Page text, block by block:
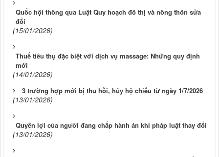
Quốc hội thông qua Luật Quy hoạch đô thị và nông thôn sửa
đổi
(15/01/2026)
Thuế tiêu thụ đặc biệt với dịch vụ massage: Những quy định
mới
(14/01/2026)
3 trường hợp mới bị thu hồi, hủy hộ chiếu từ ngày 1/7/2026
(13/01/2026)
Quyền lợi của người đang chấp hành án khi pháp luật thay đổi
(13/01/2026)